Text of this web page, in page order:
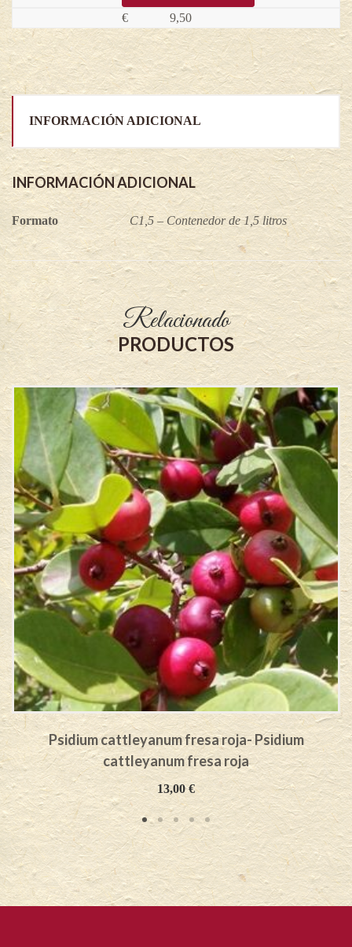
€ 9,50
INFORMACIÓN ADICIONAL
INFORMACIÓN ADICIONAL
Formato C1,5 – Contenedor de 1,5 litros
Relacionado
PRODUCTOS
Psidium cattleyanum fresa roja- Psidium
cattleyanum fresa roja
13,00€